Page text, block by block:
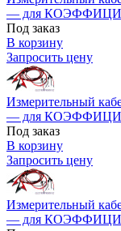
— для
Под заказ
В корзину
Запросить цену
Измерительный
— для
Под заказ
В корзину
Запросить цену
Измерительный
— для